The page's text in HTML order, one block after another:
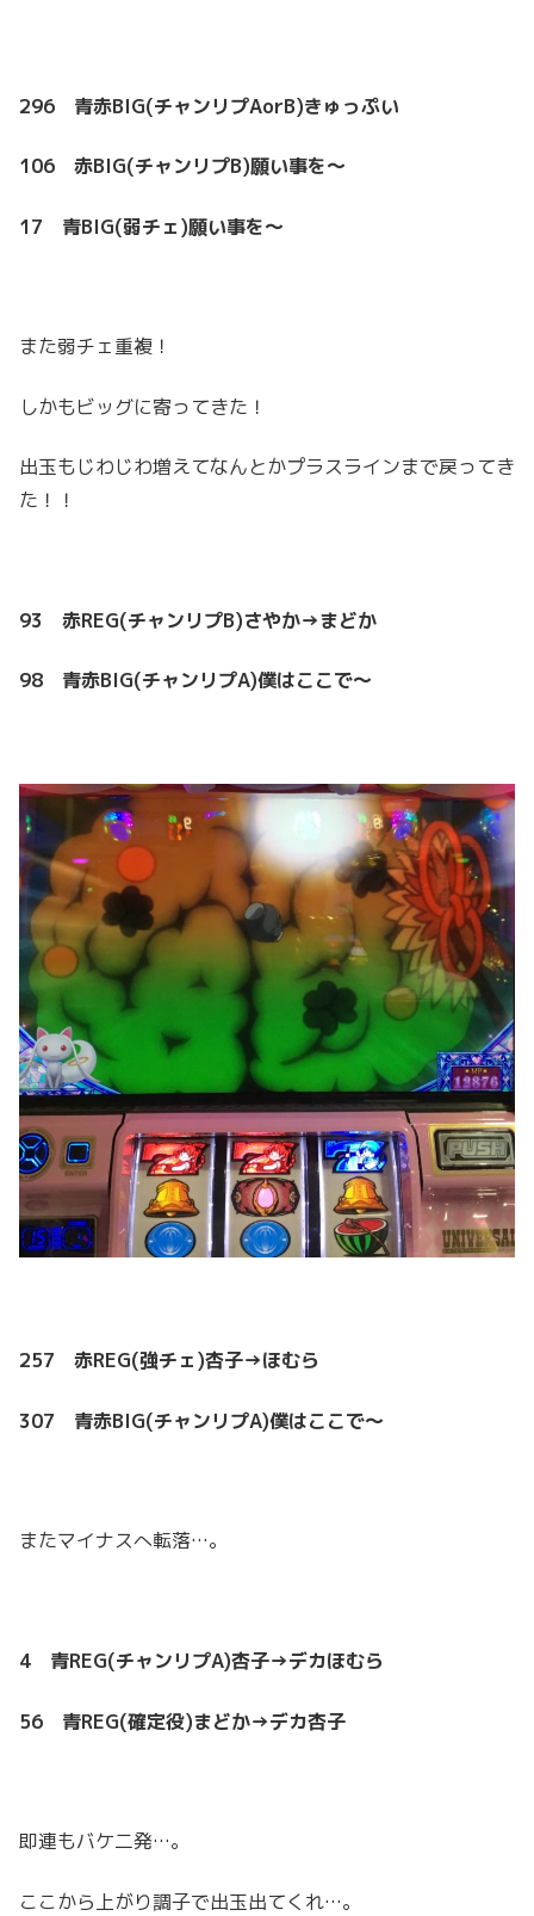
296 青赤BIG(チャンリプAorB)きゅっぷい
106 赤BIG(チャンリプB)願い事を～
17 青BIG(弱チェ)願い事を～
また弱チェ重複！
しかもビッグに寄ってきた！
出玉もじわじわ増えてなんとかプラスラインまで戻ってき
た！！
93 赤REG(チャンリプB)さやか→まどか
98 青赤BIG(チャンリプA)僕はここで～
257 赤REG(強チェ)杏子→ほむら
307 青赤BIG(チャンリプA)僕はここで～
またマイナスへ転落…。
4 青REG(チャンリプA)杏子→デカほむら
56 青REG(確定役)まどか→デカ杏子
即連もバケ二発…。
ここから上がり調子で出玉出てくれ…。